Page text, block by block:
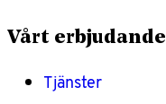
Vårt erbjudande
Tjänster